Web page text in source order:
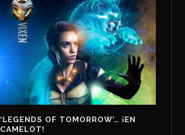
‘LEGENDS OF TOMORROW’… ¡EN
CAMELOT!